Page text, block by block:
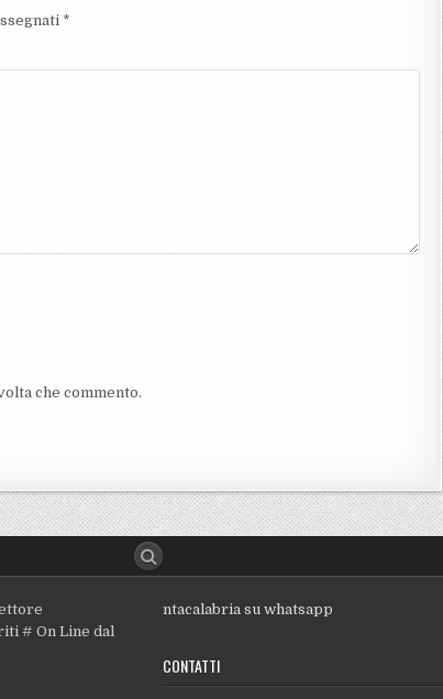
*
che commento.
# On Line dal
ntacalabria su whatsapp
CONTATTI